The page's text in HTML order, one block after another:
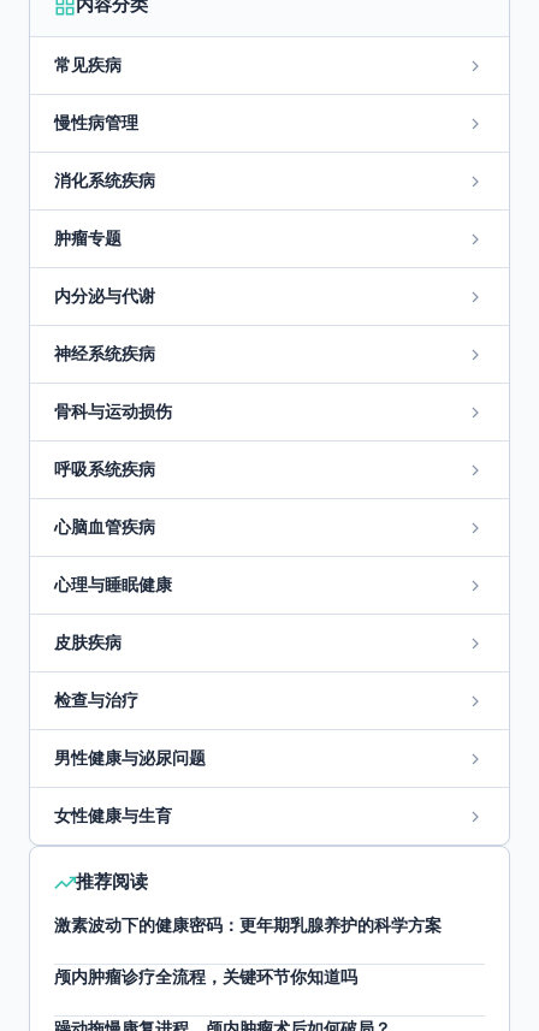
内容分类
常见疾病
慢性病管理
消化系统疾病
肿瘤专题
内分泌与代谢
神经系统疾病
骨科与运动损伤
呼吸系统疾病
心脑血管疾病
心理与睡眠健康
皮肤疾病
检查与治疗
男性健康与泌尿问题
女性健康与生育
推荐阅读
激素波动下的健康密码：更年期乳腺养护的科学方案
颅内肿瘤诊疗全流程，关键环节你知道吗